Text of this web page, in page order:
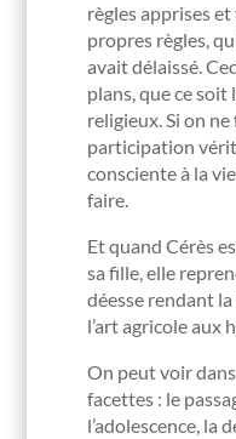
règles apprises
propres règles,
avait délaissé.
plans, que ce soit
religieux. Si on
participation
consciente à la
faire.
Et quand Cérès
sa fille, elle
déesse rendant
l’art agricole aux
On peut voir
facettes : le
l’adolescence, la